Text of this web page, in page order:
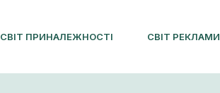
СВІТ ПРИНАЛЕЖНОСТІ СВІТ РЕКЛАМИ